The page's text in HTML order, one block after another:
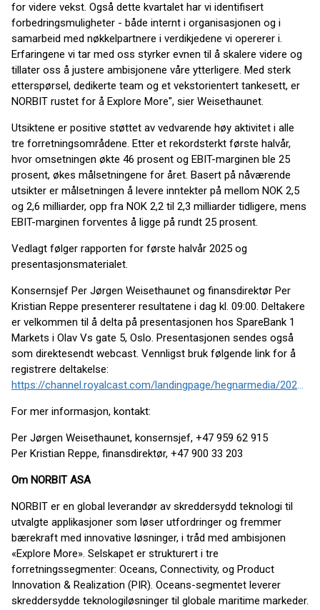
for videre vekst. Også dette kvartalet har vi identifisert
forbedringsmuligheter - både internt i organisasjonen og i
samarbeid med nøkkelpartnere i verdikjedene vi opererer i.
Erfaringene vi tar med oss styrker evnen til å skalere videre og
tillater oss å justere ambisjonene våre ytterligere. Med sterk
etterspørsel, dedikerte team og et vekstorientert tankesett, er
NORBIT rustet for å Explore More", sier Weisethaunet.
Utsiktene er positive støttet av vedvarende høy aktivitet i alle
tre forretningsområdene. Etter et rekordsterkt første halvår,
hvor omsetningen økte 46 prosent og EBIT-marginen ble 25
prosent, økes målsetningene for året. Basert på nåværende
utsikter er målsetningen å levere inntekter på mellom NOK 2,5
og 2,6 milliarder, opp fra NOK 2,2 til 2,3 milliarder tidligere, mens
EBIT-marginen forventes å ligge på rundt 25 prosent.
Vedlagt følger rapporten for første halvår 2025 og
presentasjonsmaterialet.
Konsernsjef Per Jørgen Weisethaunet og finansdirektør Per
Kristian Reppe presenterer resultatene i dag kl. 09:00. Deltakere
er velkommen til å delta på presentasjonen hos SpareBank 1
Markets i Olav Vs gate 5, Oslo. Presentasjonen sendes også
som direktesendt webcast. Vennligst bruk følgende link for å
registrere deltakelse:
https://channel.royalcast.com/landingpage/hegnarmedia/20250814_11/
For mer informasjon, kontakt:
Per Jørgen Weisethaunet, konsernsjef, +47 959 62 915
Per Kristian Reppe, finansdirektør, +47 900 33 203
Om NORBIT ASA
NORBIT er en global leverandør av skreddersydd teknologi til
utvalgte applikasjoner som løser utfordringer og fremmer
bærekraft med innovative løsninger, i tråd med ambisjonen
«Explore More». Selskapet er strukturert i tre
forretningssegmenter: Oceans, Connectivity, og Product
Innovation & Realization (PIR). Oceans-segmentet leverer
skreddersydde teknologiløsninger til globale maritime markeder.